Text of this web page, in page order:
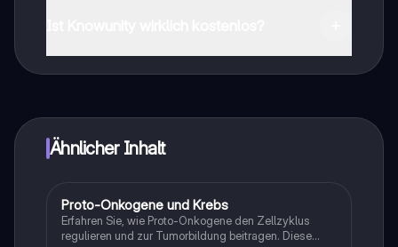
Ähnlicher Inhalt
Biologie
Proto-Onkogene und Krebs
Erfahren Sie, wie Proto-Onkogene den Zellzyklus
regulieren und zur Tumorbildung beitragen. Diese